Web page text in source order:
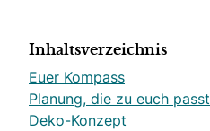
Inhaltsverzeichnis
Euer Kompass
Planung, die zu euch passt
Deko-Konzept